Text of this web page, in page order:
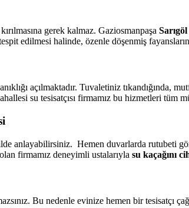
gerek kalmaz. Gaziosmanpaşa
edilmesi halinde, özenle döşenmiş
açılmaktadır. Tuvaletiniz tıkandığında,
su tesisatçısı firmamız bu hizmetleri tüm
anlayabilirsiniz. Hemen duvarlarda rutubeti
firmamız deneyimli ustalarıyla su kaçağını
Bu nedenle evinize hemen bir tesisatçı